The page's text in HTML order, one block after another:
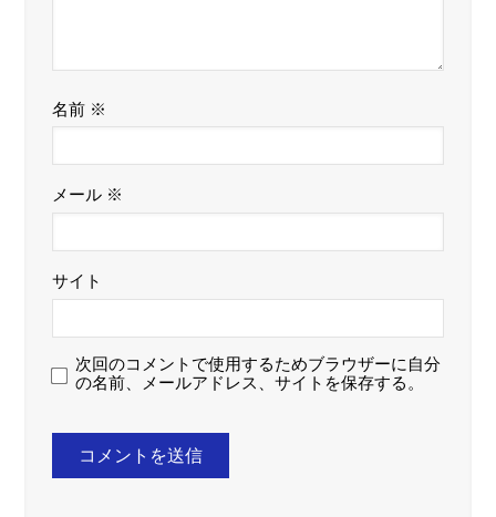
名前 ※
メール ※
サイト
次回のコメントで使用するためブラウザーに自分
の名前、メールアドレス、サイトを保存する。